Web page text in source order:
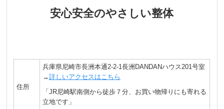
安心安全のやさしい整体
住所
兵庫県尼崎市長洲本通2-2-1長洲DANDANハウス201号室
→詳しいアクセスはこちら
「JR尼崎駅南側から徒歩７分、お買い物帰りにも寄れる
立地です」